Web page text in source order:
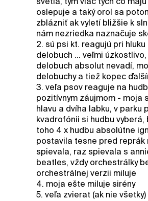
oslepuje a taký orol sa
zblázniť ak vyletí bližšie k
nám nezriedka naznačuje
2. sú psi kt. reagujú pri hluku
delobuch ... veľmi
delobuch absolut nevadí,
delobuchy a tiež kopec
3. veľa psov reaguje na
pozitívnym záujmom - moja
hlavu a dvíha labku, v parku
kvadrofónii si hudbu vyberá,
toho 4 x hudbu absolútne
postavila tesne pred reprák
spievala, raz spievala s
beatles, vždy orchestrálky
orchestrálnej verzii miluje
4. moja ešte miluje sirény
5. veľa zvierat (ak nie